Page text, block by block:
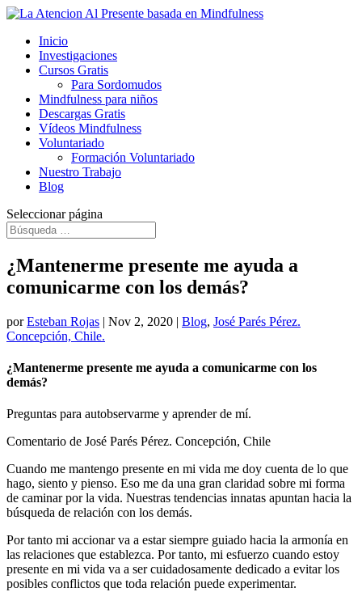
Inicio
Investigaciones
Cursos Gratis
Para Sordomudos
Mindfulness para niños
Descargas Gratis
Vídeos Mindfulness
Voluntariado
Formación Voluntariado
Nuestro Trabajo
Blog
Seleccionar página
¿Mantenerme presente me ayuda a
comunicarme con los demás?
porEsteban Rojas | Nov 2, 2020 | Blog, José Parés Pérez.
Concepción, Chile.
¿Mantenerme presente me ayuda a comunicarme con los
demás?
Preguntas para autobservarme y aprender de mí.
Comentario de José Parés Pérez. Concepción, Chile
Cuando me mantengo presente en mi vida me doy cuenta de lo que
hago, siento y pienso. Eso me da una gran claridad sobre mi forma
de caminar por la vida. Nuestras tendencias innatas apuntan hacia la
búsqueda de relación con los demás.
Por tanto mi accionar va a estar siempre guiado hacia la armonía en
las relaciones que establezca. Por tanto, mi esfuerzo cuando estoy
presente en mi vida va a ser cuidadosamente dedicado a evitar los
posibles conflictos que toda relación puede experimentar.